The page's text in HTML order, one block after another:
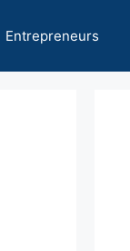
Entrepreneurs